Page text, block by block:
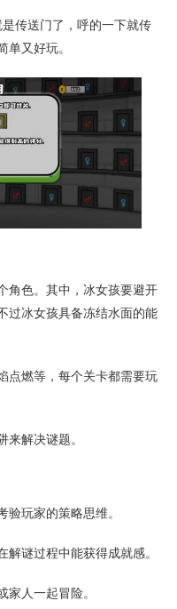
传送门了，呼的一下就传
单又好玩。
角色。其中，冰女孩要避开
过冰女孩具备冻结水面的能
点燃等，每个关卡都需要玩
来解决谜题。
验玩家的策略思维。
谜过程中能获得成就感。
家人一起冒险。